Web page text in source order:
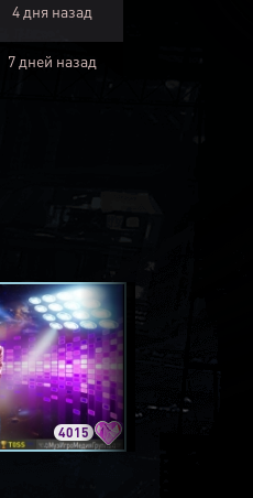
4 дня назад
7 дней назад
4015